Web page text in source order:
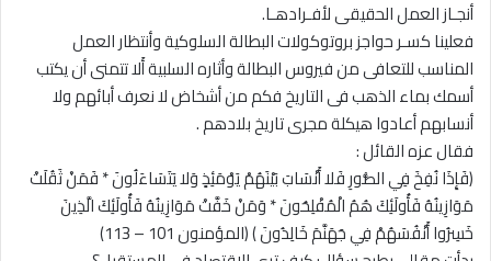
أنجـاز العمل الحقيقى لأفـرادهـا.
فعلينا كسـر حواجز بروتوكولات البطالة السلوكية وأنتظار العمل
المناسب للتعافى من فيروس البطالة وأثاره السلبية أَلا تتمنى أن يكتب
أسمك بماء الذهب فى التاريخ فكم من أشخاض لا نعرف أبائهم ولا
أنسابهم أعادوا هيكلة مجرى تاريخ بلادهم .
فقال عزه القائل :
(فَإِذَا نُفِخَ فِي الصُّورِ فَلا أَنْسَابَ بَيْنَهُمْ يَوْمَئِذٍ وَلا يَتَسَاءَلُونَ * فَمَنْ ثَقُلَتْ
مَوَازِينُهُ فَأُولَئِكَ هُمُ الْمُفْلِحُونَ * وَمَنْ خَفَّتْ مَوَازِينُهُ فَأُولَئِكَ الَّذِينَ
خَسِرُوا أَنْفُسَهُمْ فِي جَهَنَّمَ خَالِدُونَ ) (المؤمنون 101 – 113)